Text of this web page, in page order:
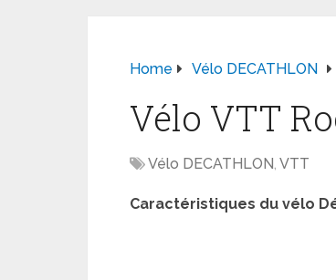
Home Vélo DECATHLON
Vélo VTT
Vélo DECATHLON, VTT
Caractéristiques du vélo